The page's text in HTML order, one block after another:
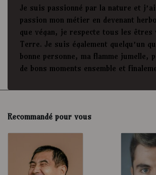
Je suis passionné par la nature et
passion mon métier en devenant
que végan, je respecte tous les êtres
Terre. Je suis également quelqu’un
bonne personne, ma flamme jumelle,
de bons moments ensemble et
Recommandé pour vous